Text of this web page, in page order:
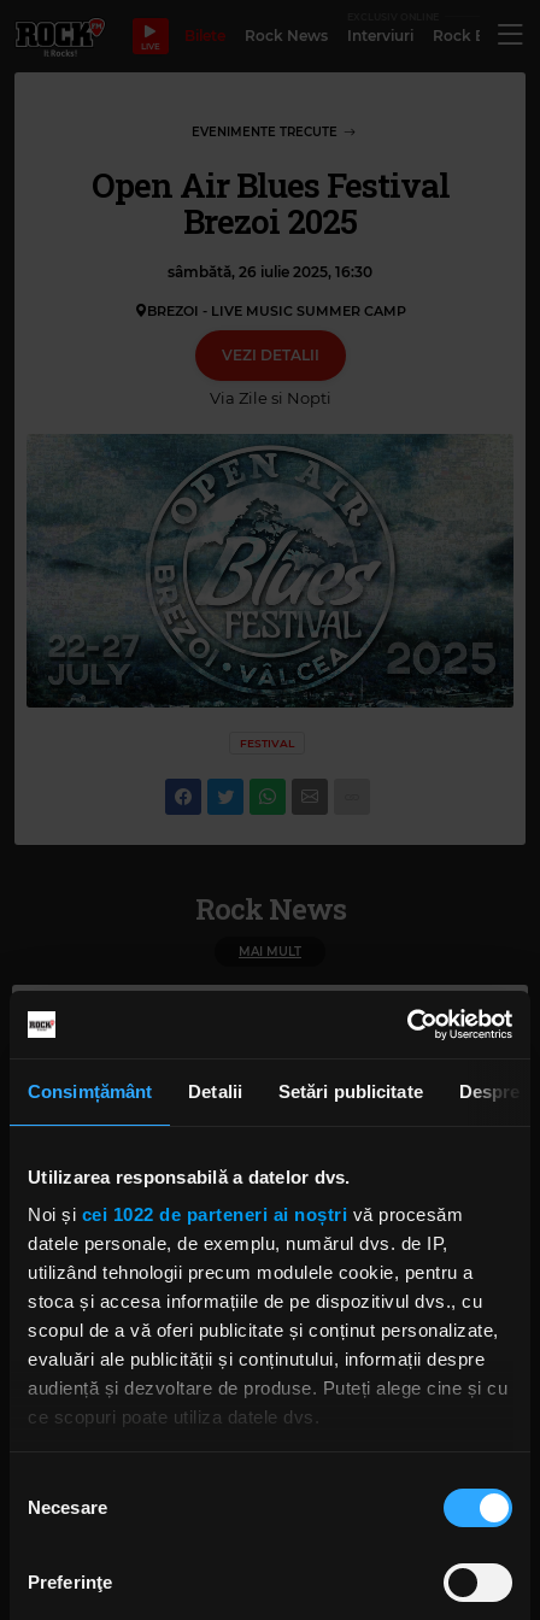
Consimțământ Detalii Setări publicitate Despre
Utilizarea responsabilă a datelor dvs.
Noi și cei 1022 de parteneri ai noștri vă procesăm
datele personale, de exemplu, numărul dvs. de IP,
utilizând tehnologii precum modulele cookie, pentru a
stoca și accesa informațiile de pe dispozitivul dvs., cu
scopul de a vă oferi publicitate și conținut personalizate,
evaluări ale publicității și conținutului, informații despre
audiență și dezvoltare de produse. Puteți alege cine și cu
ce scopuri poate utiliza datele dvs.
Să colectăm informațiile cu privire la locația dvs.
Să vă identificăm dispozitivul scanândul-l în mod
activ după caracteristici specifice (amprentare)
consimțământului
Necesare
Preferinţe
LIVE
Bilete Rock News Interviuri Rock
EVENIMENTE TRECUTE
Open Air Blues Festival
Brezoi 2025
sâmbătă, 26 iulie 2025, 16:30
BREZOI - LIVE MUSIC SUMMER CAMP
VEZI DETALII
Via Zile si Nopti
FESTIVAL
Rock News
MAI MULT
Yngwie Malmsteen anunță
albumul Hell or High Water și
ANCA NIȚĂ
S-au deschis înscrierile pentru
Festivalul Mamaia 2026
18 ORE ÎN URMĂ
Povestea revenirii trupei Linkin
Park, prezentată în noul
documentar „Unshatter”
Începe Brașov Jazz & Blues